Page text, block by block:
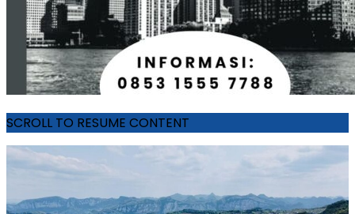
SCROLL TO RESUME CONTENT